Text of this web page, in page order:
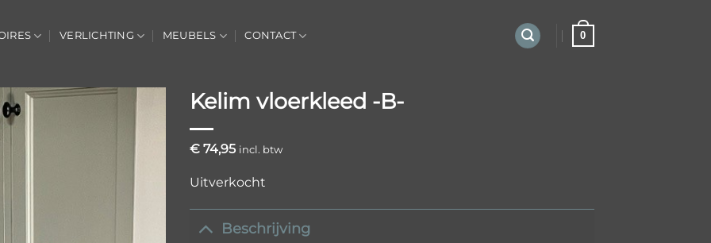
VERLICHTING MEUBELS CONTACT 0
Kelim vloerkleed -B-
€ 74,95 incl. btw
Uitverkocht
Beschrijving